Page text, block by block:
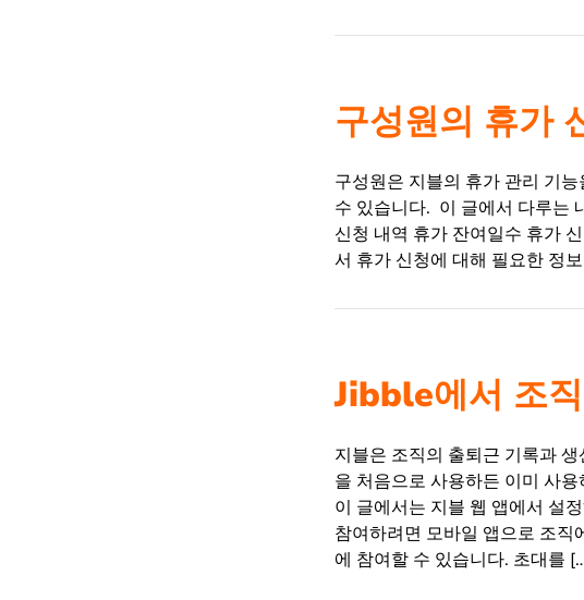
구성원의 휴가
구성원은 지블의 휴가 관리 기
수 있습니다. 이 글에서 다루는
신청 내역 휴가 잔여일수 휴가
서 휴가 신청에 대해 필요한 정
Jibble에서 조
지블은 조직의 출퇴근 기록과
을 처음으로 사용하든 이미 사
이 글에서는 지블 웹 앱에서 설
참여하려면 모바일 앱으로 조직
에 참여할 수 있습니다. 초대를